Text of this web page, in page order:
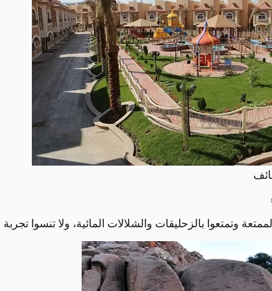
الممتعة وتمتعوا بالزحليقات والشلالات المائية، ولا